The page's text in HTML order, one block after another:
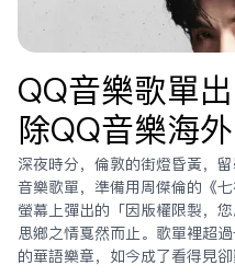
QQ音樂歌單
除QQ音樂海外
深夜時分，倫敦的街燈昏黃，
音樂歌單，準備用周杰倫的《
螢幕上彈出的「因版權限制，
思鄉之情戛然而止。歌單裡超
的華語樂章，如今成了看得見